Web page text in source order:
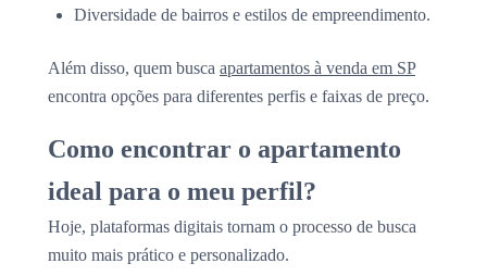
Diversidade de bairros e estilos de empreendimento.
Além disso, quem busca apartamentos à venda em SP
encontra opções para diferentes perfis e faixas de preço.
Como encontrar o apartamento
ideal para o meu perfil?
Hoje, plataformas digitais tornam o processo de busca
muito mais prático e personalizado.